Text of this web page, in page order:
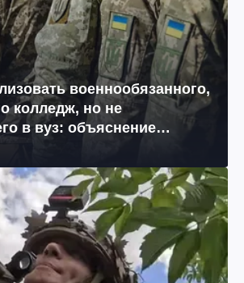
военнообязанного,
колледж, но не
в вуз: объяснение